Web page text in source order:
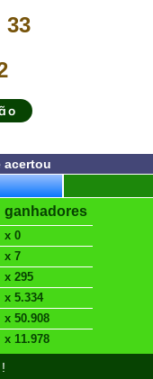
33
acertou
ganhadores
x 0
x 7
x 295
x 5.334
x 50.908
x 11.978